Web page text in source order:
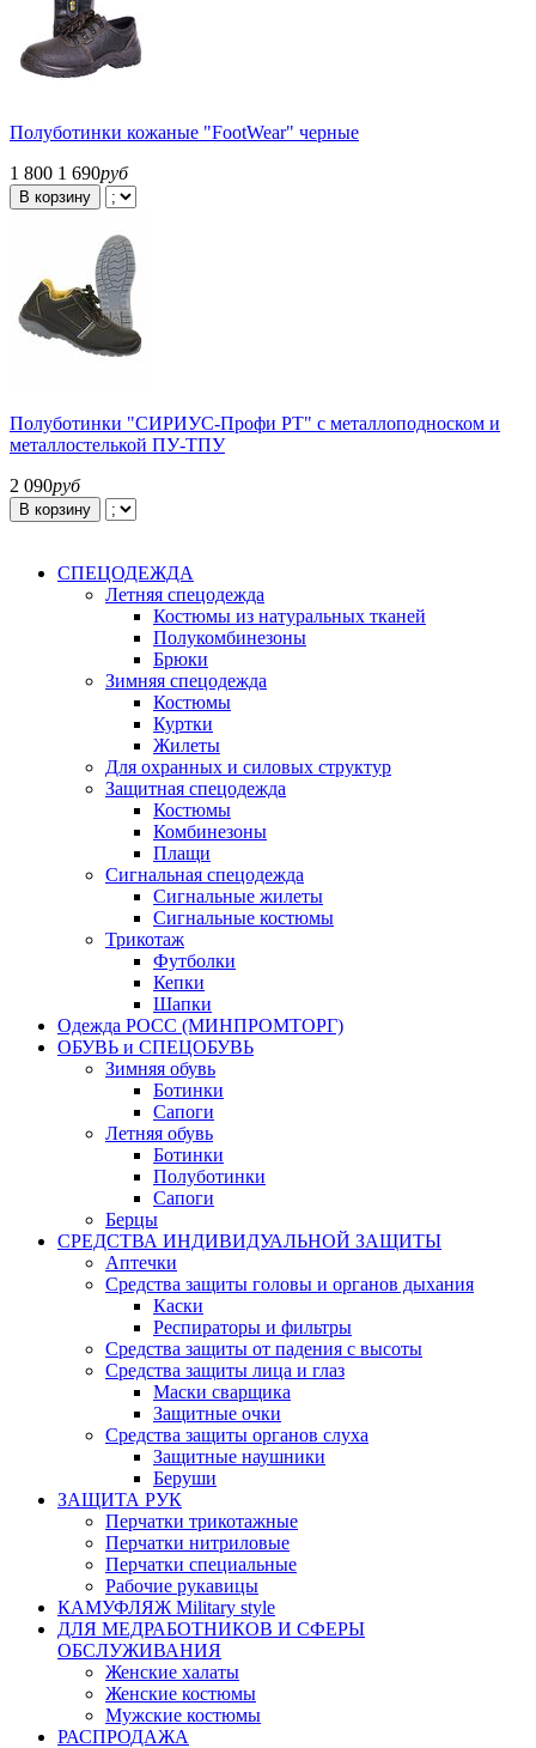
Полуботинки кожаные "FootWear" черные
1 800 1 690руб
В корзину
Полуботинки "СИРИУС-Профи РТ" с металлоподноском и
металлостелькой ПУ-ТПУ
2 090руб
В корзину
СПЕЦОДЕЖДА
Летняя спецодежда
Костюмы из натуральных тканей
Полукомбинезоны
Брюки
Зимняя спецодежда
Костюмы
Куртки
Жилеты
Для охранных и силовых структур
Защитная спецодежда
Костюмы
Комбинезоны
Плащи
Сигнальная спецодежда
Сигнальные жилеты
Сигнальные костюмы
Трикотаж
Футболки
Кепки
Шапки
Одежда РОСС (МИНПРОМТОРГ)
ОБУВЬ и СПЕЦОБУВЬ
Зимняя обувь
Ботинки
Сапоги
Летняя обувь
Ботинки
Полуботинки
Сапоги
Берцы
СРЕДСТВА ИНДИВИДУАЛЬНОЙ ЗАЩИТЫ
Аптечки
Средства защиты головы и органов дыхания
Каски
Респираторы и фильтры
Средства защиты от падения с высоты
Средства защиты лица и глаз
Маски сварщика
Защитные очки
Средства защиты органов слуха
Защитные наушники
Беруши
ЗАЩИТА РУК
Перчатки трикотажные
Перчатки нитриловые
Перчатки специальные
Рабочие рукавицы
КАМУФЛЯЖ Military style
ДЛЯ МЕДРАБОТНИКОВ И СФЕРЫ
ОБСЛУЖИВАНИЯ
Женские халаты
Женские костюмы
Мужские костюмы
РАСПРОДАЖА